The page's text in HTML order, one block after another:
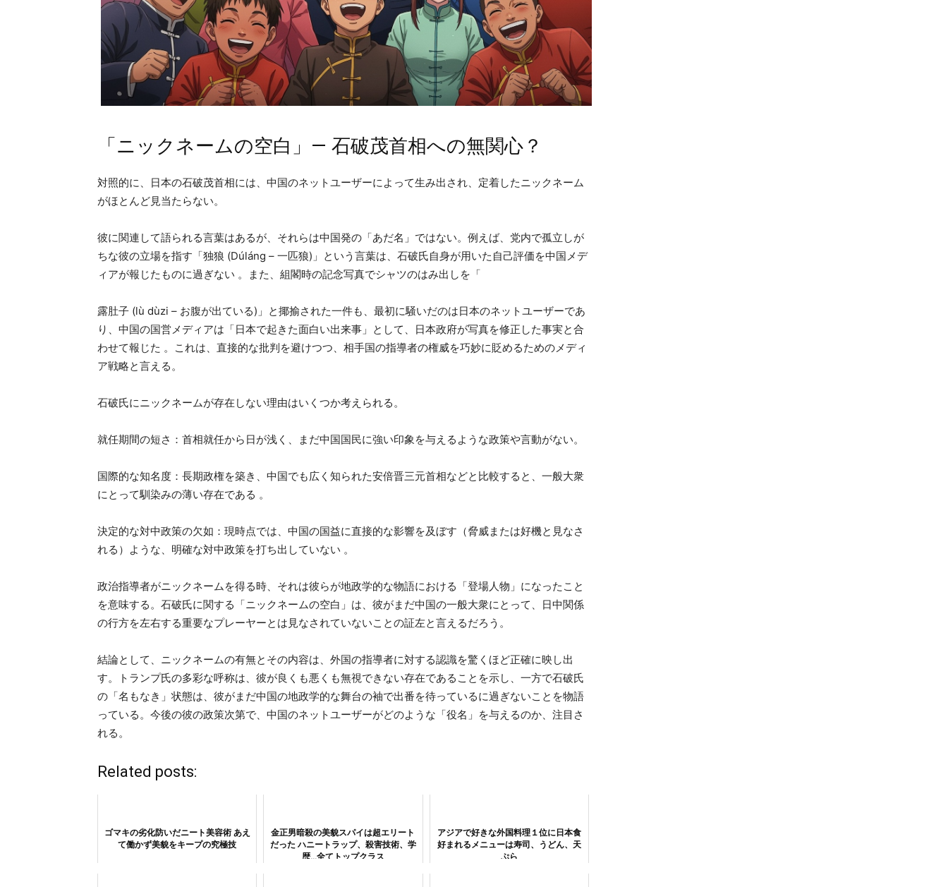
「ニックネームの空白」— 石破茂首相への無関心？
対照的に、日本の石破茂首相には、中国のネットユーザーによって生み出され、定着したニックネーム
がほとんど見当たらない。
彼に関連して語られる言葉はあるが、それらは中国発の「あだ名」ではない。例えば、党内で孤立しが
ちな彼の立場を指す「独狼 (Dúláng – 一匹狼)」という言葉は、石破氏自身が用いた自己評価を中国メデ
ィアが報じたものに過ぎない 。また、組閣時の記念写真でシャツのはみ出しを「
露肚子 (lù dùzi – お腹が出ている)」と揶揄された一件も、最初に騒いだのは日本のネットユーザーであ
り、中国の国営メディアは「日本で起きた面白い出来事」として、日本政府が写真を修正した事実と合
わせて報じた 。これは、直接的な批判を避けつつ、相手国の指導者の権威を巧妙に貶めるためのメディ
ア戦略と言える。
石破氏にニックネームが存在しない理由はいくつか考えられる。
就任期間の短さ：首相就任から日が浅く、まだ中国国民に強い印象を与えるような政策や言動がない。
国際的な知名度：長期政権を築き、中国でも広く知られた安倍晋三元首相などと比較すると、一般大衆
にとって馴染みの薄い存在である 。
決定的な対中政策の欠如：現時点では、中国の国益に直接的な影響を及ぼす（脅威または好機と見なさ
れる）ような、明確な対中政策を打ち出していない 。
政治指導者がニックネームを得る時、それは彼らが地政学的な物語における「登場人物」になったこと
を意味する。石破氏に関する「ニックネームの空白」は、彼がまだ中国の一般大衆にとって、日中関係
の行方を左右する重要なプレーヤーとは見なされていないことの証左と言えるだろう。
結論として、ニックネームの有無とその内容は、外国の指導者に対する認識を驚くほど正確に映し出
す。トランプ氏の多彩な呼称は、彼が良くも悪くも無視できない存在であることを示し、一方で石破氏
の「名もなき」状態は、彼がまだ中国の地政学的な舞台の袖で出番を待っているに過ぎないことを物語
っている。今後の彼の政策次第で、中国のネットユーザーがどのような「役名」を与えるのか、注目さ
れる。
Related posts:
ゴマキの劣化防いだニート美容術 あえ
て働かず美貌をキープの究極技
金正男暗殺の美貌スパイは超エリート
だった ハニートラップ、殺害技術、学
歴…全てトップクラス
アジアで好きな外国料理１位に日本食
好まれるメニューは寿司、うどん、天
ぷら